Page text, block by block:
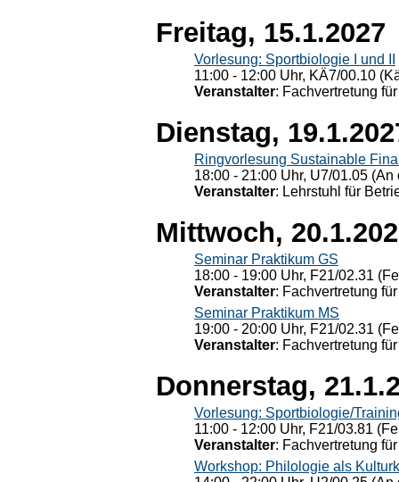
Freitag, 15.1.2027
Vorlesung: Sportbiologie I und II
11:00 - 12:00 Uhr, KÄ7/00.10
Veranstalter: Fachvertretung
Dienstag,
Ringvorlesung Sustainable
18:00 - 21:00 Uhr, U7/01.05
Veranstalter: Lehrstuhl für
Mittwoch,
Seminar Praktikum GS
18:00 - 19:00 Uhr, F21/02.31
Veranstalter: Fachvertretung
Seminar Praktikum MS
19:00 - 20:00 Uhr, F21/02.31
Veranstalter: Fachvertretung
Donnerstag,
Vorlesung: Sportbiologie/
11:00 - 12:00 Uhr, F21/03.81
Veranstalter: Fachvertretung
Workshop: Philologie als